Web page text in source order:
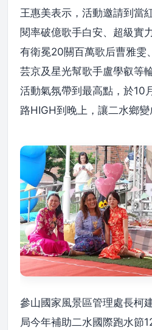
王惠美表示，活動邀請到當
閱率破億歌手白安、超級實
有衛冕20關百萬歌后曹雅雯
芸京及星光幫歌手盧學叡等
活動氣氛帶到最高點，於10
路HIGH到晚上，讓二水鄉變
參山國家風景區管理處長柯
局今年補助二水國際跑水節